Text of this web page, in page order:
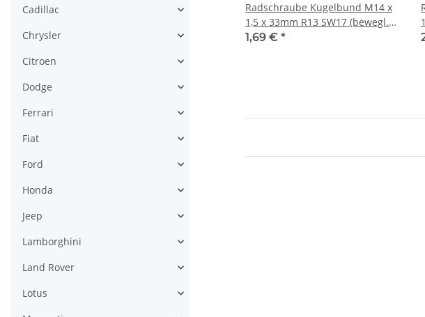
Radschraube Kugelbund M14 x
1,5 x 33mm R13 SW17 (bewegl.
Scheibe)
1,69 € *
Cadillac
Chrysler
Citroen
Dodge
Ferrari
Fiat
Ford
Honda
Jeep
Lamborghini
Land Rover
Lotus